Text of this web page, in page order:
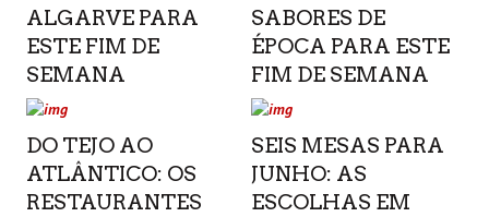
ALGARVE PARA
ESTE FIM DE
SEMANA
SABORES DE
ÉPOCA PARA ESTE
FIM DE SEMANA
DO TEJO AO
ATLÂNTICO: OS
RESTAURANTES
SEIS MESAS PARA
JUNHO: AS
ESCOLHAS EM